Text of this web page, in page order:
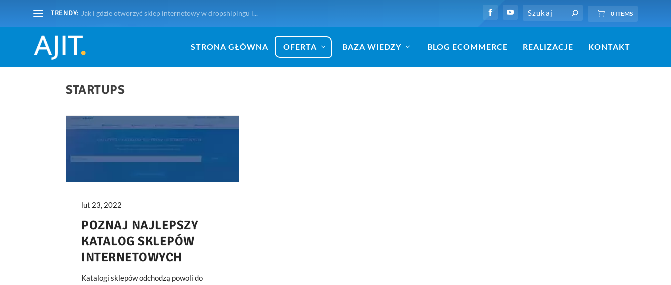
TRENDY: Jak i gdzie otworzyć sklep internetowy w dropshipingu l... 0 ITEMS
STRONA GŁÓWNA OFERTA BAZA WIEDZY BLOG ECOMMERCE REALIZACJE KONTAKT
STARTUPS
lut 23, 2022
POZNAJ NAJLEPSZY
KATALOG SKLEPÓW
INTERNETOWYCH
Katalogi sklepów odchodzą powoli do